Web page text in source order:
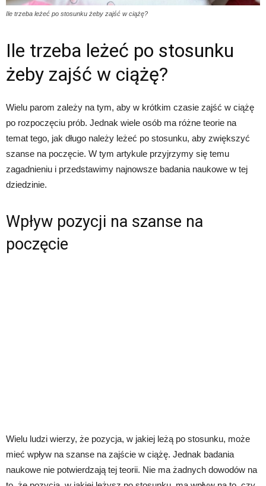
Ile trzeba leżeć po stosunku żeby zajść w ciążę?
Ile trzeba leżeć po stosunku
żeby zajść w ciążę?
Wielu parom zależy na tym, aby w krótkim czasie zajść w ciążę
po rozpoczęciu prób. Jednak wiele osób ma różne teorie na
temat tego, jak długo należy leżeć po stosunku, aby zwiększyć
szanse na poczęcie. W tym artykule przyjrzymy się temu
zagadnieniu i przedstawimy najnowsze badania naukowe w tej
dziedzinie.
Wpływ pozycji na szanse na
poczęcie
Wielu ludzi wierzy, że pozycja, w jakiej leżą po stosunku, może
mieć wpływ na szanse na zajście w ciążę. Jednak badania
naukowe nie potwierdzają tej teorii. Nie ma żadnych dowodów na